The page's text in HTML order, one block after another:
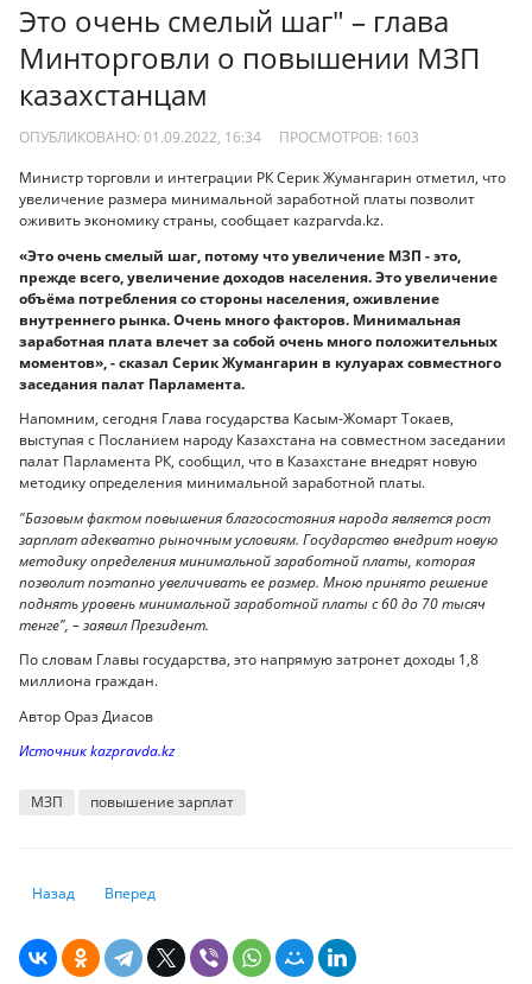
Это очень смелый шаг" – глава
Минторговли о повышении МЗП
казахстанцам
ОПУБЛИКОВАНО: 01.09.2022, 16:34 ПРОСМОТРОВ: 1603
Министр торговли и интеграции РК Серик Жумангарин отметил, что
увеличение размера минимальной заработной платы позволит
оживить экономику страны, сообщает кazparvda.kz.
«Это очень смелый шаг, потому что увеличение МЗП - это,
прежде всего, увеличение доходов населения. Это увеличение
объёма потребления со стороны населения, оживление
внутреннего рынка. Очень много факторов. Минимальная
заработная плата влечет за собой очень много положительных
моментов», - сказал Серик Жумангарин в кулуарах совместного
заседания палат Парламента.
Напомним, сегодня Глава государства Касым-Жомарт Токаев,
выступая с Посланием народу Казахстана на совместном заседании
палат Парламента РК, сообщил, что в Казахстане внедрят новую
методику определения минимальной заработной платы.
"Базовым фактом повышения благосостояния народа является рост
зарплат адекватно рыночным условиям. Государство внедрит новую
методику определения минимальной заработной платы, которая
позволит поэтапно увеличивать ее размер. Мною принято решение
поднять уровень минимальной заработной платы с 60 до 70 тысяч
тенге", – заявил Президент.
По словам Главы государства, это напрямую затронет доходы 1,8
миллиона граждан.
Автор Ораз Диасов
Источник kazpravda.kz
МЗП повышение зарплат
Предыдущий: В ЕС назвали число стран, отрезанных от российского
Назад Следующий: Инфляция в еврозоне побила очередной
Вперед